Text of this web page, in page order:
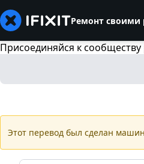
Ремонт своими
Присоединяйся к
Этот перевод был сделан